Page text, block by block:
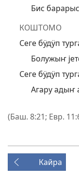
Бис
КОШТОМО
Сеге бӱдӱп
Болужыҥ
Сеге бӱдӱп
Агару адыҥ
(Баш. 8:21; Евр.
Кайра